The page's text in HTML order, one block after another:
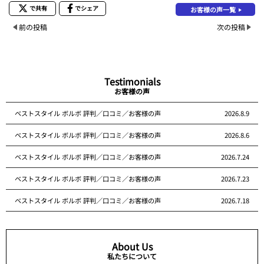
で共有 でシェア お客様の声一覧
前の投稿 次の投稿
Testimonials
お客様の声
ベストスタイル ボルボ 評判／口コミ／お客様の声 2026.8.9
ベストスタイル ボルボ 評判／口コミ／お客様の声 2026.8.6
ベストスタイル ボルボ 評判／口コミ／お客様の声 2026.7.24
ベストスタイル ボルボ 評判／口コミ／お客様の声 2026.7.23
ベストスタイル ボルボ 評判／口コミ／お客様の声 2026.7.18
About Us
私たちについて